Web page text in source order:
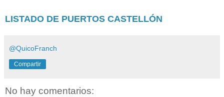
LISTADO DE PUERTOS CASTELLÓN
@QuicoFranch
Compartir
No hay comentarios: